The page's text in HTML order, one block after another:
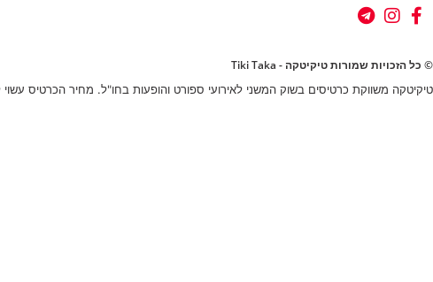
© כל הזכויות שמורות טיקיטקה - Tiki Taka
טיקיטקה משווקת כרטיסים בשוק המשני לאירועי ספורט והופעות בחו"ל. מחיר הכרטיס